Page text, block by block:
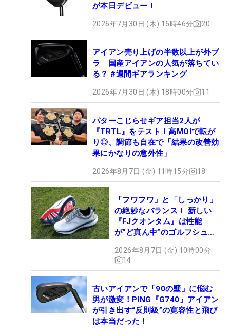
が本日デビュー！
2026年7月30日 (木) 16時46分 20
アイアン売り上げの半数以上が外ブ
ラ 国産アイアンの人気が落ちてい
る？ #週間ギアランキング
2026年7月30日 (木) 18時00分 11
パターこじらせギア担当2人が
『TRTL』をテスト！高MOIで転が
り◎、調節も自在で「結果の改善効
果にかなりの意外性」
2026年8月7日 (金) 11時15分 18
「フワフワ」と「しっかり」
の絶妙なバランス！ 新しい
『FJクオンタム』は性能
が“ど真ん中”のゴルフシュー
2026年8月7日 (金) 10時00分
14
古いアイアンで「90の壁」に悩む
男が激変！PING『G740』アイアン
が引き出す“反則級”の寛容性と飛び
は本当だった！